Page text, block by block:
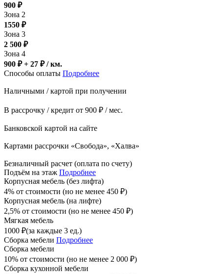
900 ₽
Зона 2
1550 ₽
Зона 3
2 500 ₽
Зона 4
900 ₽ + 27 ₽/ км.
Способы оплаты Подробнее
Наличными / картой при получении
В рассрочку / кредит от 900 ₽ / мес.
Банковской картой на сайте
Картами рассрочки «Свобода», «Халва»
Безналичный расчет (оплата по счету)
Подъём на этаж Подробнее
Корпусная мебель (без лифта)
4% от стоимости (но не менее 450 ₽)
Корпусная мебель (на лифте)
2,5% от стоимости (но не менее 450 ₽)
Мягкая мебель
1000 ₽(за каждые 3 ед.)
Сборка мебели Подробнее
Сборка мебели
10% от стоимости (но не менее 2 000 ₽)
Сборка кухонной мебели